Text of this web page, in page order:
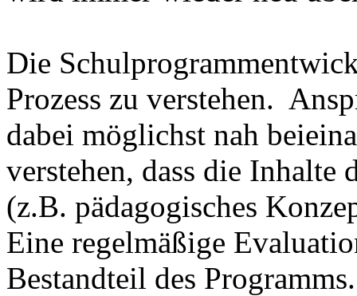
Die
Prozess zu verstehen.
dabei möglichst nah
verstehen, dass die Inhalte
(z.B. pädagogisches
Eine regelmäßige
Bestandteil des Programms.